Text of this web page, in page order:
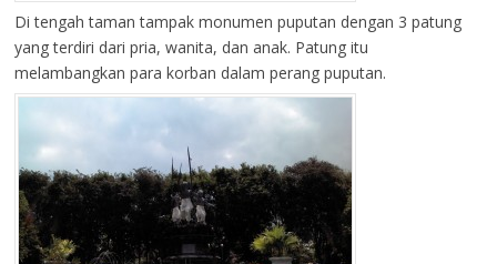
Di tengah taman tampak monumen puputan dengan 3 patung
yang terdiri dari pria, wanita, dan anak. Patung itu
melambangkan para korban dalam perang puputan.